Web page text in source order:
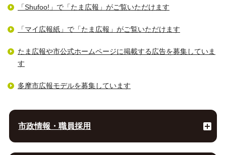
「Shufoo!」で「たま広報」がご覧いただけます
「マイ広報紙」で「たま広報」がご覧いただけます
たま広報や市公式ホームページに掲載する広告を募集していま
す
多摩市広報モデルを募集しています
市政情報・職員採用